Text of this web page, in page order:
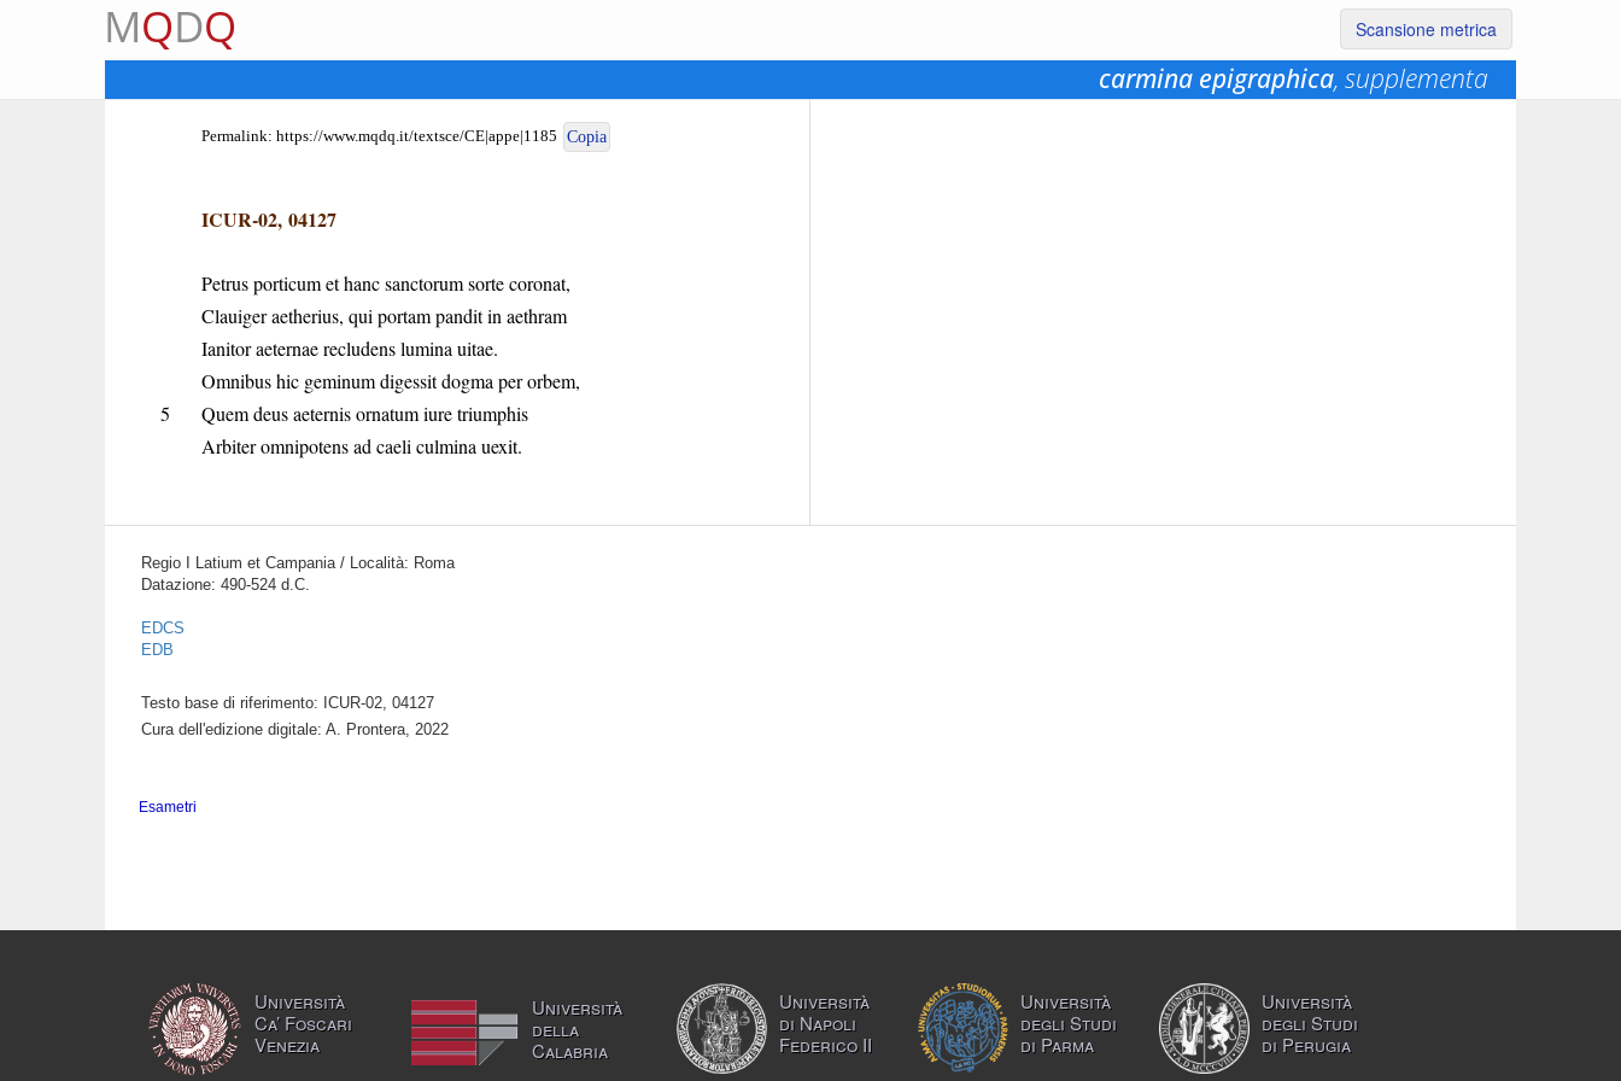
MQDQ Scansione metrica
carmina epigraphica, supplementa
Permalink: https://www.mqdq.it/textsce/CE|appe|1185 Copia
ICUR-02, 04127
Petrus porticum et hanc sanctorum sorte coronat,
Clauiger aetherius, qui portam pandit in aethram
Ianitor aeternae recludens lumina uitae.
Omnibus hic geminum digessit dogma per orbem,
5
Quem deus aeternis ornatum iure triumphis
Arbiter omnipotens ad caeli culmina uexit.
Regio I Latium et Campania / Località: Roma
Datazione: 490-524 d.C.
EDCS
EDB
Testo base di riferimento: ICUR-02, 04127
Cura dell'edizione digitale: A. Prontera, 2022
Esametri
Università
Ca’ Foscari
Venezia
Università
della
Calabria
Università
di Napoli
Federico II
Università
degli Studi
di Parma
Università
degli Studi
di Perugia